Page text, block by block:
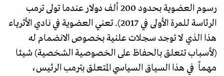
رسوم العضوية بحدود 200 ألف دولار عندما تولى ترمب
الرئاسة للمرة الأولى في 2017). تعني العضوية في نادي الأثرياء
هذا الذي لا توجد سجلات علنية بخصوص الانضمام له
(لأسباب تتعلق بالحفاظ على الخصوصية الشخصية) شيئا
مهماً في هذا السياق السياسي المتعلق بترمب الرئيس،